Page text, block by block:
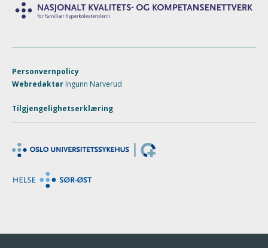
Personvernpolicy
Webredaktør Ingunn Narverud
Tilgjengelighetserklæring